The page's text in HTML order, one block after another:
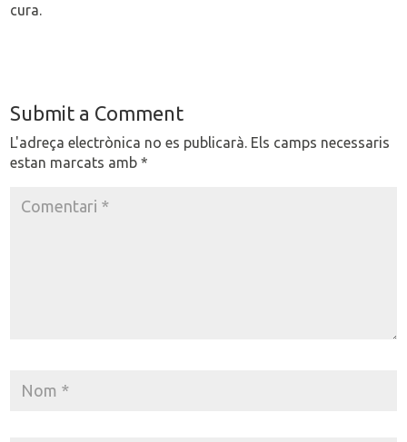
cura.
Submit a Comment
L'adreça electrònica no es publicarà. Els camps necessaris
estan marcats amb*